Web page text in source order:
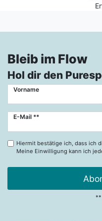
Bleib im Flow
Hol dir den
Vorname
E-Mail **
Newsletter
Hiermit bestätige ich, dass ich
Meine Einwilligung kann ich
**